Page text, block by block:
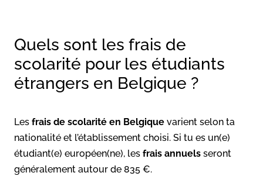
Quels sont les frais de
scolarité pour les étudiants
étrangers en Belgique ?
Les frais de scolarité en Belgique varient selon ta
nationalité et l’établissement choisi. Si tu es un(e)
étudiant(e) européen(ne), les frais annuels seront
généralement autour de 835 €.